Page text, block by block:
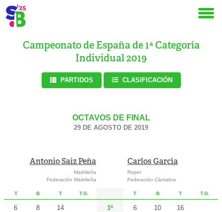
Campeonato de España de 1ª Categoría
Individual 2019
PARTIDOS CLASIFICACIÓN
OCTAVOS DE FINAL
29 DE AGOSTO DE 2019
Antonio Saiz Peña
Madrileña
Federación Madrileña
Carlos García
Roper
Federación Cántabra
T B T T.G. T B T T.G.
6 8 14 1ª 6 10 16